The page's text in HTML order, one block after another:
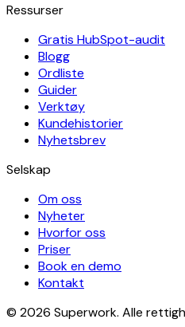
Ressurser
Gratis HubSpot-audit
Blogg
Ordliste
Guider
Verktøy
Kundehistorier
Nyhetsbrev
Selskap
Om oss
Nyheter
Hvorfor oss
Priser
Book en demo
Kontakt
© 2026 Superwork. Alle